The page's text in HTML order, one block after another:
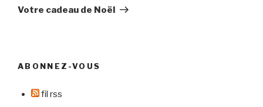
suivant
Votre cadeau de Noël
ABONNEZ-VOUS
fil rss